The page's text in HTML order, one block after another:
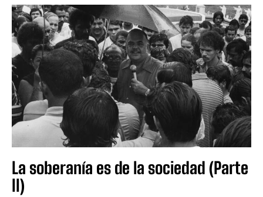
La soberanía es de la sociedad (Parte
II)